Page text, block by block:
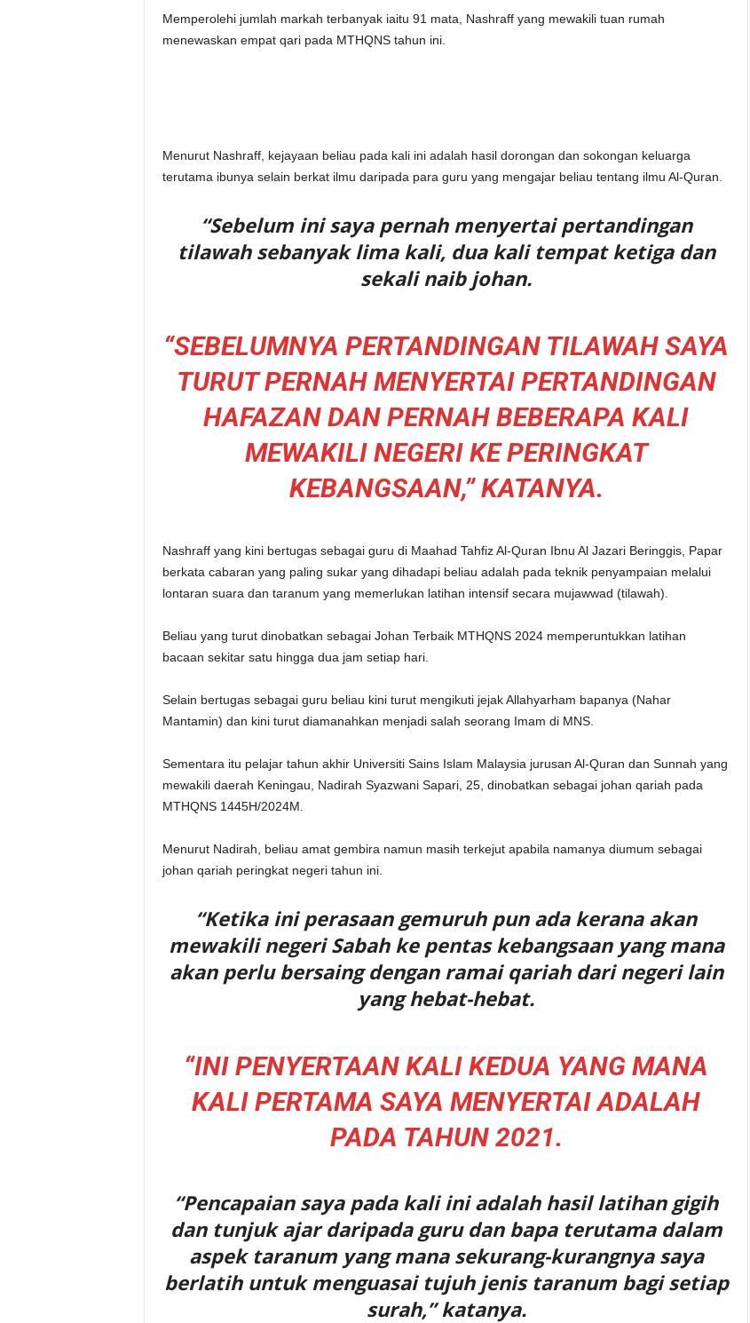
Memperolehi jumlah markah terbanyak iaitu 91 mata, Nashraff yang mewakili tuan rumah
menewaskan empat qari pada MTHQNS tahun ini.
Menurut Nashraff, kejayaan beliau pada kali ini adalah hasil dorongan dan sokongan keluarga
terutama ibunya selain berkat ilmu daripada para guru yang mengajar beliau tentang ilmu Al-Quran.
“Sebelum ini saya pernah menyertai pertandingan
tilawah sebanyak lima kali, dua kali tempat ketiga dan
sekali naib johan.
“SEBELUMNYA PERTANDINGAN TILAWAH SAYA
TURUT PERNAH MENYERTAI PERTANDINGAN
HAFAZAN DAN PERNAH BEBERAPA KALI
MEWAKILI NEGERI KE PERINGKAT
KEBANGSAAN,” KATANYA.
Nashraff yang kini bertugas sebagai guru di Maahad Tahfiz Al-Quran Ibnu Al Jazari Beringgis, Papar
berkata cabaran yang paling sukar yang dihadapi beliau adalah pada teknik penyampaian melalui
lontaran suara dan taranum yang memerlukan latihan intensif secara mujawwad (tilawah).
Beliau yang turut dinobatkan sebagai Johan Terbaik MTHQNS 2024 memperuntukkan latihan
bacaan sekitar satu hingga dua jam setiap hari.
Selain bertugas sebagai guru beliau kini turut mengikuti jejak Allahyarham bapanya (Nahar
Mantamin) dan kini turut diamanahkan menjadi salah seorang Imam di MNS.
Sementara itu pelajar tahun akhir Universiti Sains Islam Malaysia jurusan Al-Quran dan Sunnah yang
mewakili daerah Keningau, Nadirah Syazwani Sapari, 25, dinobatkan sebagai johan qariah pada
MTHQNS 1445H/2024M.
Menurut Nadirah, beliau amat gembira namun masih terkejut apabila namanya diumum sebagai
johan qariah peringkat negeri tahun ini.
“Ketika ini perasaan gemuruh pun ada kerana akan
mewakili negeri Sabah ke pentas kebangsaan yang mana
akan perlu bersaing dengan ramai qariah dari negeri lain
yang hebat-hebat.
“INI PENYERTAAN KALI KEDUA YANG MANA
KALI PERTAMA SAYA MENYERTAI ADALAH
PADA TAHUN 2021.
“Pencapaian saya pada kali ini adalah hasil latihan gigih
dan tunjuk ajar daripada guru dan bapa terutama dalam
aspek taranum yang mana sekurang-kurangnya saya
berlatih untuk menguasai tujuh jenis taranum bagi setiap
surah,” katanya.